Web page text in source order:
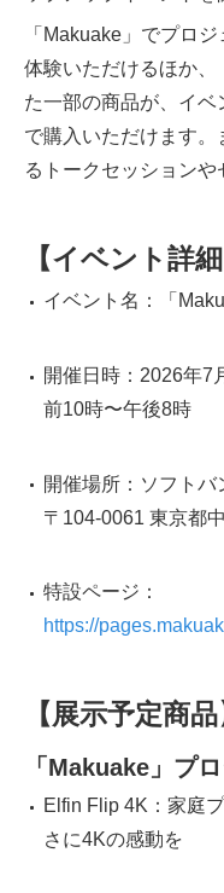
「Makuake」でプロ
体験いただけるほか、
た一部の商品が、イ
で購入いただけます。
るトークセッションや
【イベント詳細
イベント名：「
開催日時：2026年7
前10時〜午後8時
開催場所：ソフト
〒104-0061 東京都
特設ページ：
https://
【展示予定商品
「Makuake 」プ
Elfin Flip 4K：家庭
さに4Kの感動を